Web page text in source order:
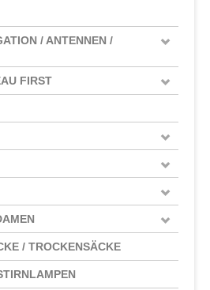
/ ANTENNEN /
FIRST
/ TROCKENSÄCKE